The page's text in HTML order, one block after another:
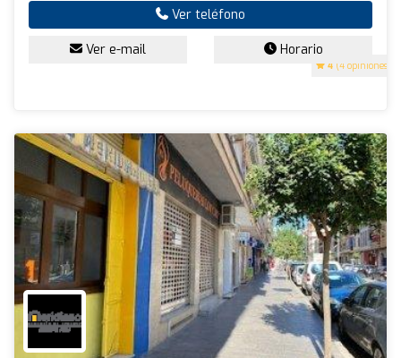
4 (4 opiniones)
Ver teléfono
Ver e-mail Horario